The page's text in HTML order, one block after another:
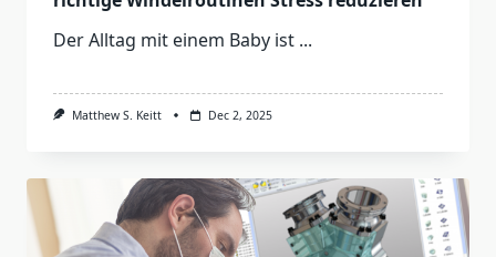
Der Alltag mit einem Baby ist ...
Matthew S. Keitt Dec 2, 2025